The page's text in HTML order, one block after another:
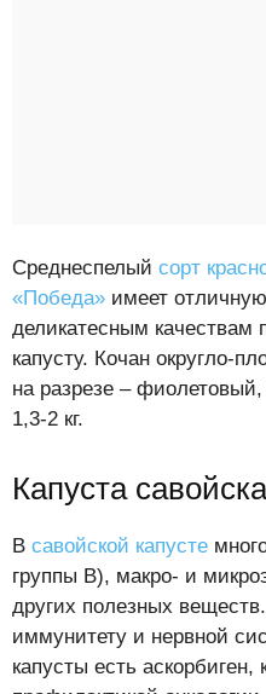
Среднеспелый сорт
«Победа» имеет
деликатесным качествам
капусту. Кочан округло-
на разрезе –
1,3-2 кг.
Капуста
В савойской капусте
группы В), макро- и
других полезных
иммунитету и нервной
капусты есть